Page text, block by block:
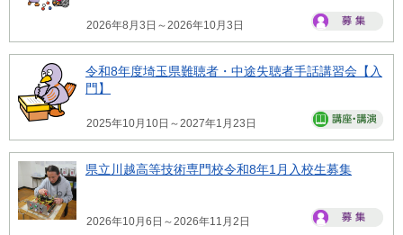
2026年8月3日～2026年10月3日
令和8年度埼玉県難聴者・中途失聴者手話講習会【入
門】
2025年10月10日～2027年1月23日
県立川越高等技術専門校令和8年1月入校生募集
2026年10月6日～2026年11月2日